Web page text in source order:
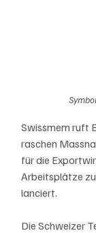
Swissmem ruft
raschen
für die
Arbeitsplätze
lanciert.
Die Schweizer